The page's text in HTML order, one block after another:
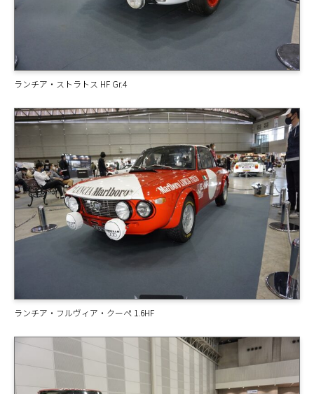
ランチア・ストラトス HF Gr.4
ランチア・フルヴィア・クーペ 1.6HF